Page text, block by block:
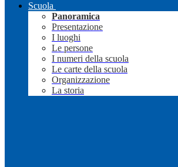
Scuola
Panoramica
Presentazione
I luoghi
Le persone
I numeri della scuola
Le carte della scuola
Organizzazione
La storia